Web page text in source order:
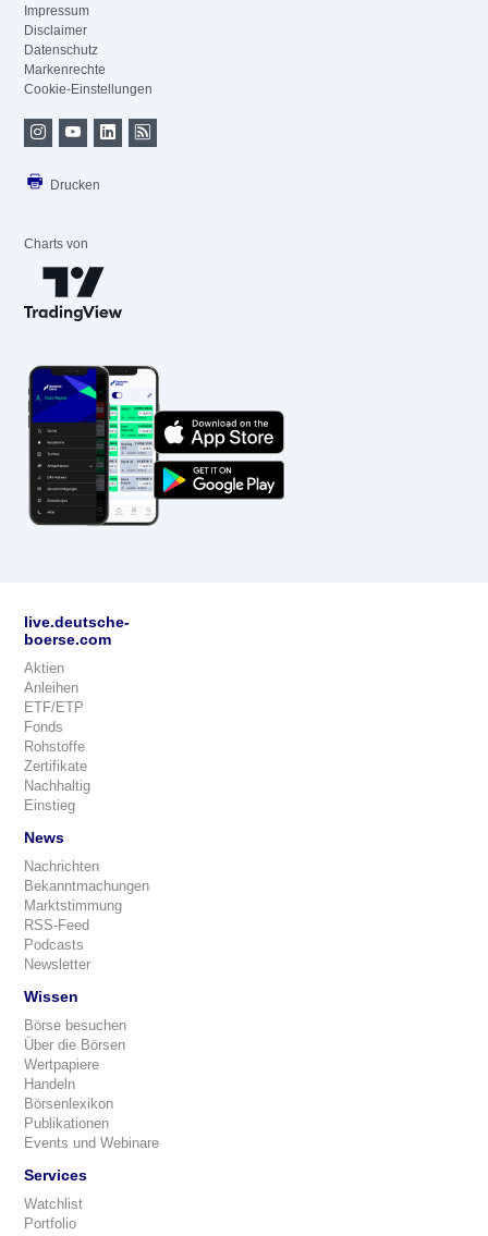
Impressum
Disclaimer
Datenschutz
Markenrechte
Cookie-Einstellungen
Drucken
Charts von
live.deutsche-
boerse.com
Aktien
Anleihen
ETF/ETP
Fonds
Rohstoffe
Zertifikate
Nachhaltig
Einstieg
News
Nachrichten
Bekanntmachungen
Marktstimmung
RSS-Feed
Podcasts
Newsletter
Wissen
Börse besuchen
Über die Börsen
Wertpapiere
Handeln
Börsenlexikon
Publikationen
Events und Webinare
Services
Watchlist
Portfolio